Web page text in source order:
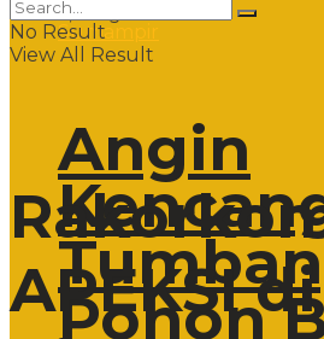
Angin
Pohon
Sabtu, 8 Agustus 2026
No Result
View All Result
APEKSI di